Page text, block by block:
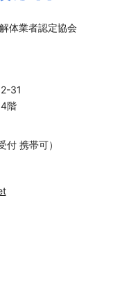
体業者認定協会
31
階
付 携帯可）